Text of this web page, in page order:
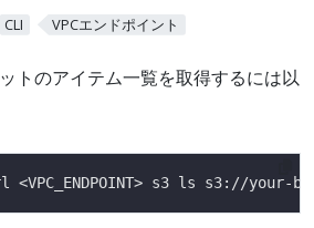
CLI VPCエンドポイント
トのアイテム一覧を取得するには以